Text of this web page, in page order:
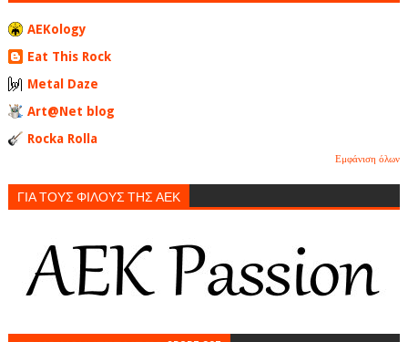
AEKology
Eat This Rock
Metal Daze
Art@Net blog
Rocka Rolla
Εμφάνιση όλων
ΓΙΑ ΤΟΥΣ ΦΙΛΟΥΣ ΤΗΣ ΑΕΚ